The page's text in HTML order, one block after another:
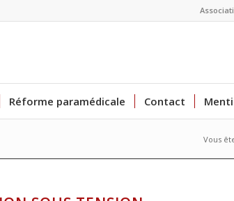
Réforme paramédicale Contact
Vous